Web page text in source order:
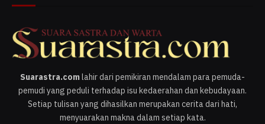
Suarastra.comlahir dari pemikiran mendalam para pemuda-
pemudi yang peduli terhadap isu kedaerahan dan kebudayaan.
Setiap tulisan yang dihasilkan merupakan cerita dari hati,
menyuarakan makna dalam setiap kata.